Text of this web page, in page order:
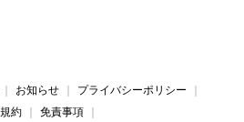
お知らせ
プライバシーポリシー
約
免責事項